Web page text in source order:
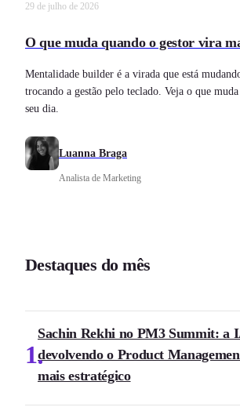
29 de julho de 2026
O que muda quando o gestor vira
Mentalidade builder é a virada que está
trocando a gestão pelo teclado. Veja o que
seu dia.
Luanna Braga
Analista de Marketing
Destaques do mês
1
Sachin Rekhi no PM3 Summit: a
devolvendo o Product
mais estratégico